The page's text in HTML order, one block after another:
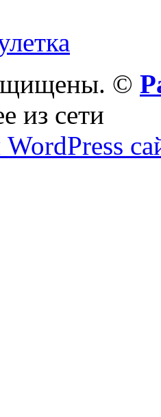
©
из сети